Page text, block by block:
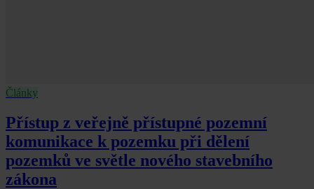
Články
Přístup z veřejně přístupné pozemní
komunikace k pozemku při dělení
pozemků ve světle nového stavebního
zákona